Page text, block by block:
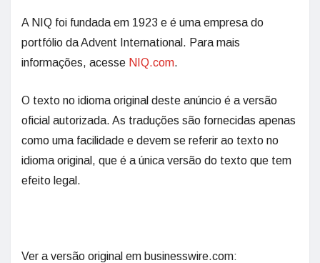
A NIQ foi fundada em 1923 e é uma empresa do
portfólio da Advent International. Para mais
informações, acesse NIQ.com.
O texto no idioma original deste anúncio é a versão
oficial autorizada. As traduções são fornecidas apenas
como uma facilidade e devem se referir ao texto no
idioma original, que é a única versão do texto que tem
efeito legal.
Ver a versão original em businesswire.com: